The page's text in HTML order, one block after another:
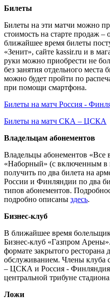
Билеты
Билеты на эти матчи можно
стоимость на старте продаж
ближайшее время билеты
«Зенит», сайте kassir.ru и в
руки можно приобрести не
без занятия отдельного места
можно будет пройти по
при помощи смартфона.
Билеты на матч Россия -
Билеты на матч СКА – ЦСКА
Владельцам абонементов
Владельцы абонементов «Все
«Наборный» (с включенным в
получить по два билета на
России и Финляндии по два
типов абонементов.
подробно описаны здесь.
Бизнес-клуб
В ближайшее время
Бизнес-клуб «Газпром
формате закрытого
обслуживанием. Члены клуба
– ЦСКА и Россия - Финляндия
центральной трибуне
Ложи